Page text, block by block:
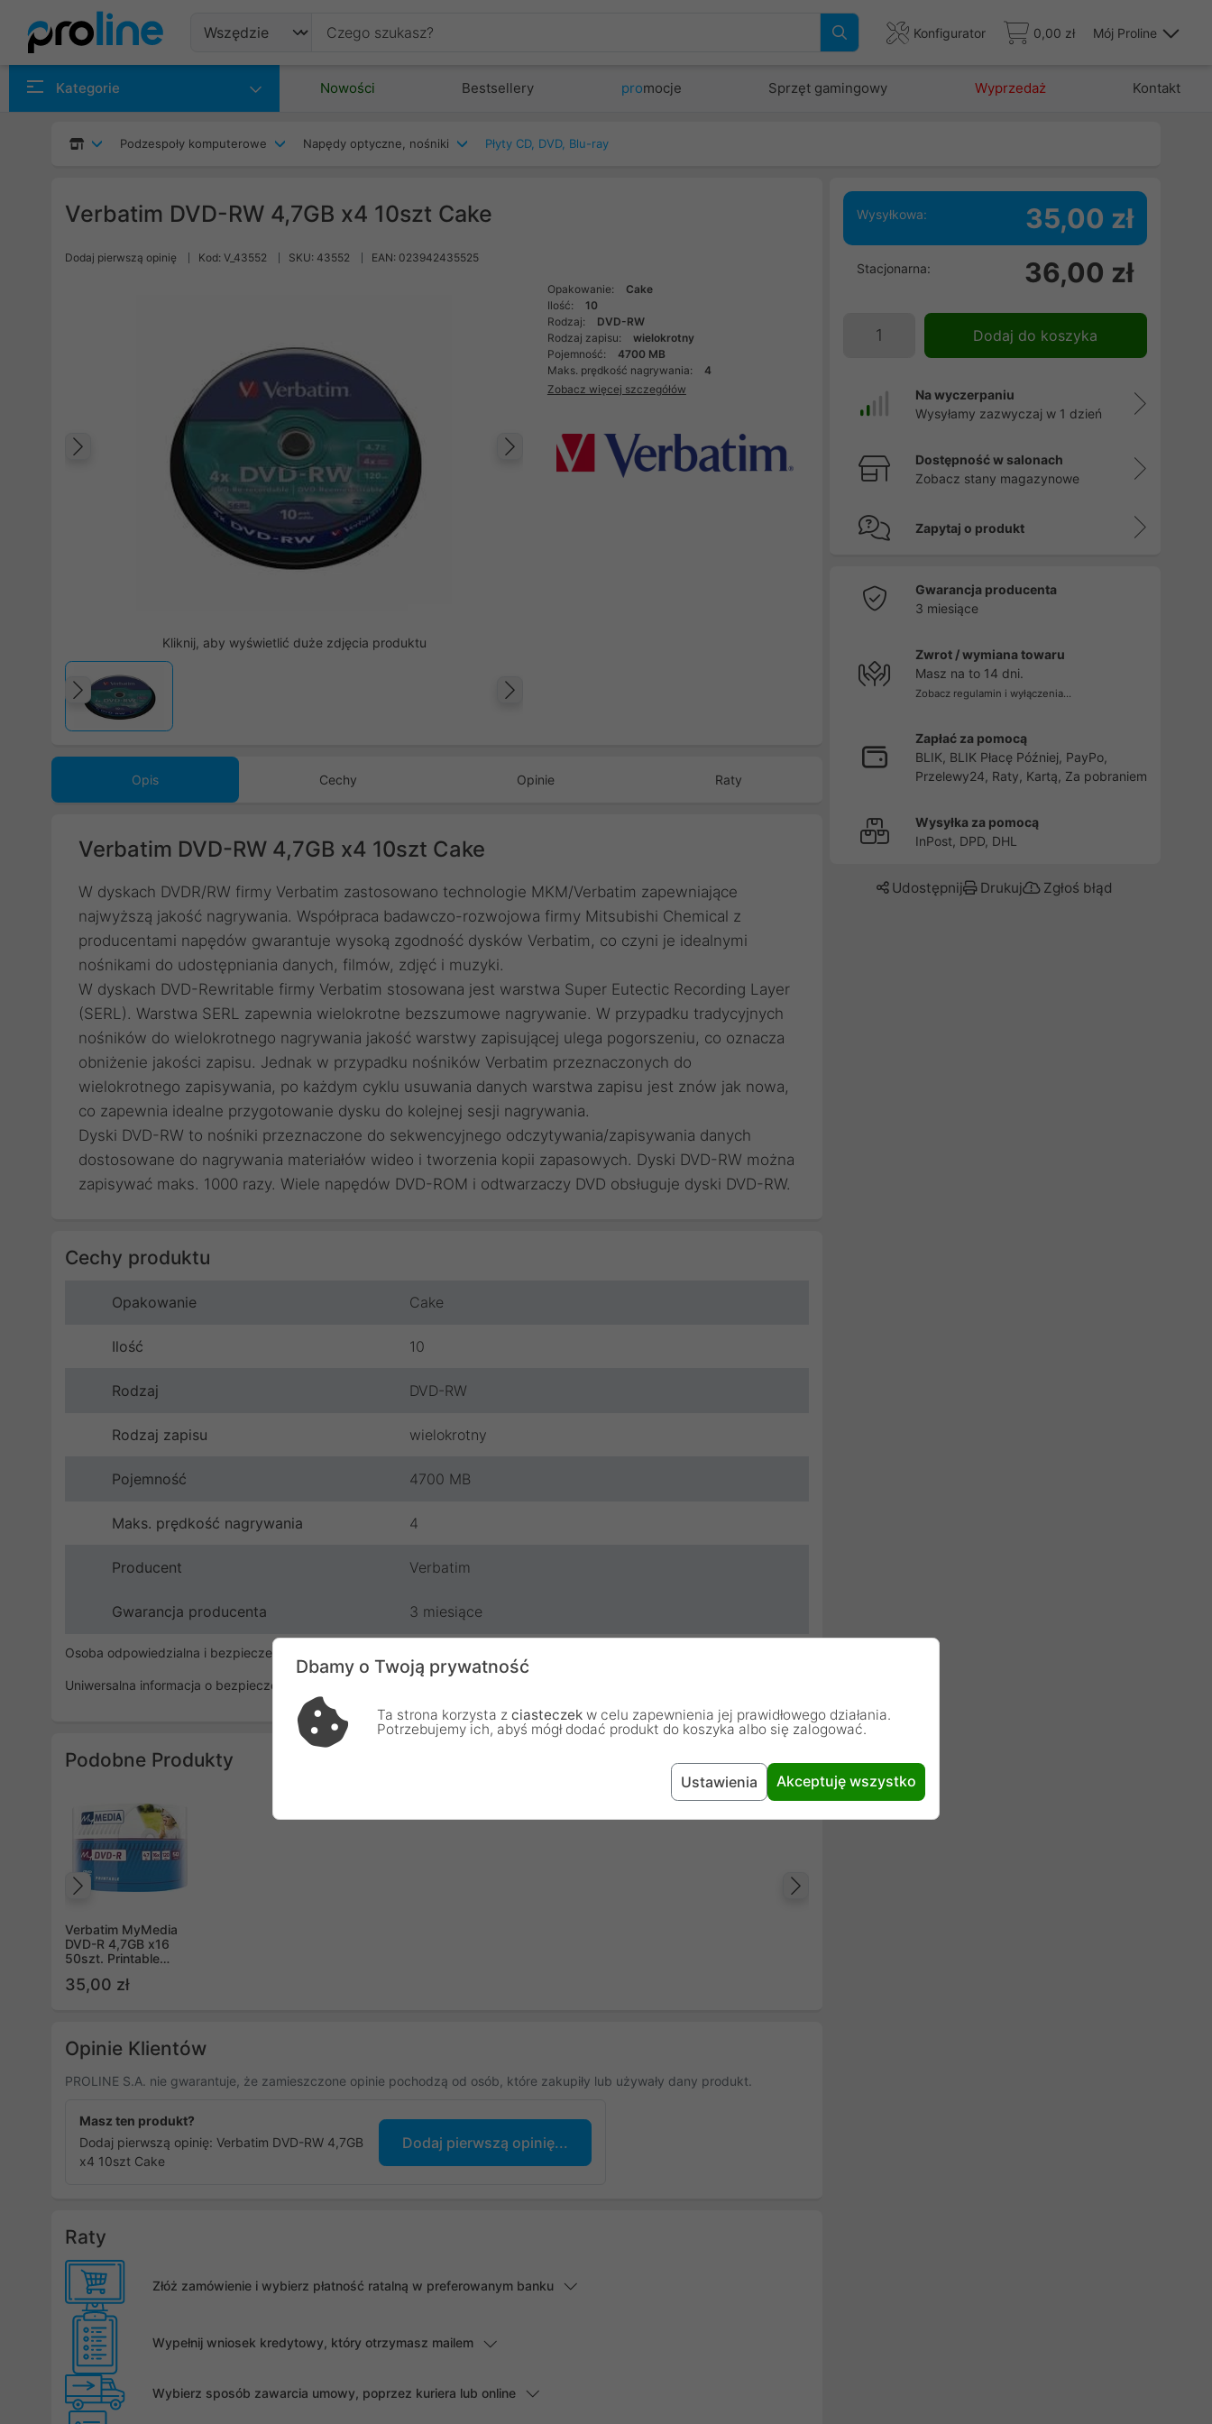
Konfigurator 0,00 zł Mój Proline
Kategorie Nowości Bestsellery promocje Sprzęt gamingowy Wyprzedaż Kontakt
Podzespoły komputerowe Napędy optyczne, nośniki Płyty CD, DVD, Blu-ray
Verbatim DVD-RW 4,7GB x4 10szt Cake
Dodaj pierwszą opinię Kod: V_43552 SKU: 43552 EAN: 023942435525
Następny
Poprzedni
Kliknij, aby wyświetlić duże zdjęcia produktu
Poprzedni
Opakowanie:
Cake
Ilość:
10
Rodzaj:
DVD-RW
Rodzaj zapisu:
wielokrotny
Pojemność:
4700 MB
Maks. prędkość nagrywania:
4
Zobacz więcej szczegółów
Opis Cechy Opinie Raty
Verbatim DVD-RW 4,7GB x4 10szt Cake
W dyskach DVDR/RW firmy Verbatim zastosowano technologie MKM/Verbatim zapewniające
najwyższą jakość nagrywania. Współpraca badawczo-rozwojowa firmy Mitsubishi Chemical z
producentami napędów gwarantuje wysoką zgodność dysków Verbatim, co czyni je idealnymi
nośnikami do udostępniania danych, filmów, zdjęć i muzyki.
W dyskach DVD-Rewritable firmy Verbatim stosowana jest warstwa Super Eutectic Recording Layer
(SERL). Warstwa SERL zapewnia wielokrotne bezszumowe nagrywanie. W przypadku tradycyjnych
nośników do wielokrotnego nagrywania jakość warstwy zapisującej ulega pogorszeniu, co oznacza
obniżenie jakości zapisu. Jednak w przypadku nośników Verbatim przeznaczonych do
wielokrotnego zapisywania, po każdym cyklu usuwania danych warstwa zapisu jest znów jak nowa,
co zapewnia idealne przygotowanie dysku do kolejnej sesji nagrywania.
Dyski DVD-RW to nośniki przeznaczone do sekwencyjnego odczytywania/zapisywania danych
dostosowane do nagrywania materiałów wideo i tworzenia kopii zapasowych. Dyski DVD-RW można
zapisywać maks. 1000 razy. Wiele napędów DVD-ROM i odtwarzaczy DVD obsługuje dyski DVD-RW.
Cechy produktu
Opakowanie Cake
Ilość 10
Rodzaj DVD-RW
Rodzaj zapisu wielokrotny
Pojemność 4700 MB
Maks. prędkość nagrywania 4
Producent Verbatim
Gwarancja producenta 3 miesiące
Osoba odpowiedzialna i bezpieczeństwo
Uniwersalna informacja o bezpieczeństwie
Podobne Produkty
Verbatim MyMedia
DVD-R 4,7GB x16
50szt. Printable
35,00 zł
Opinie Klientów
PROLINE S.A. nie gwarantuje, że zamieszczone opinie pochodzą od osób, które zakupiły lub używały dany produkt.
Masz ten produkt?
Dodaj pierwszą opinię: Verbatim DVD-RW 4,7GB
x4 10szt Cake
Dodaj pierwszą opinię...
Raty
Złóż zamówienie i wybierz płatność ratalną w preferowanym banku
Wypełnij wniosek kredytowy, który otrzymasz mailem
Wybierz sposób zawarcia umowy, poprzez kuriera lub online
Wysyłkowa: 35,00 zł
Stacjonarna: 36,00 zł
Dodaj do koszyka
Na wyczerpaniu
Wysyłamy zazwyczaj w 1 dzień
Dostępność w salonach
Zobacz stany magazynowe
Zapytaj o produkt
Gwarancja producenta
3 miesiące
Zwrot / wymiana towaru
Masz na to 14 dni.
Zobacz regulamin i wyłączenia...
Zapłać za pomocą
BLIK, BLIK Płacę Później, PayPo,
Przelewy24, Raty, Kartą, Za pobraniem
Wysyłka za pomocą
InPost, DPD, DHL
Udostępnij Drukuj Zgłoś błąd
Dbamy o Twoją prywatność
Ta strona korzysta z ciasteczek w celu zapewnienia jej prawidłowego działania.
Potrzebujemy ich, abyś mógł dodać produkt do koszyka albo się zalogować.
Ustawienia Akceptuję wszystko